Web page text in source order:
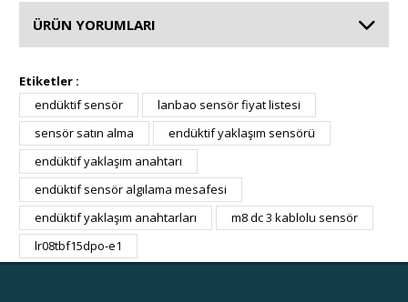
ÜRÜN YORUMLARI
Etiketler :
endüktif sensör
lanbao sensör fiyat listesi
sensör satın alma
endüktif yaklaşım sensörü
endüktif yaklaşım anahtarı
endüktif sensör algılama mesafesi
endüktif yaklaşım anahtarları
m8 dc 3 kablolu sensör
lr08tbf15dpo-e1